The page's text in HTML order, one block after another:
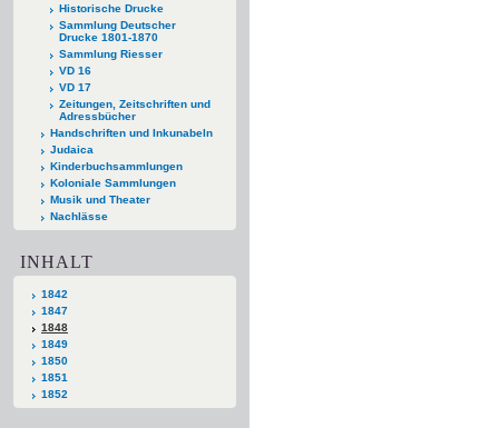
Historische Drucke
Sammlung Deutscher
Drucke 1801-1870
Sammlung Riesser
VD 16
VD 17
Zeitungen, Zeitschriften und
Adressbücher
Handschriften und Inkunabeln
Judaica
Kinderbuchsammlungen
Koloniale Sammlungen
Musik und Theater
Nachlässe
INHALT
1842
1847
1848
1849
1850
1851
1852